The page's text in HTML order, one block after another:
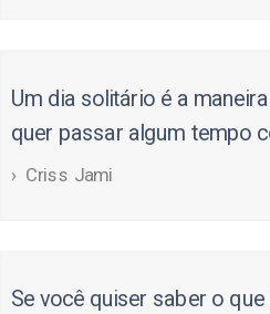
Um dia solitário é a
quer passar algum tempo
Criss Jami
Se você quiser saber o